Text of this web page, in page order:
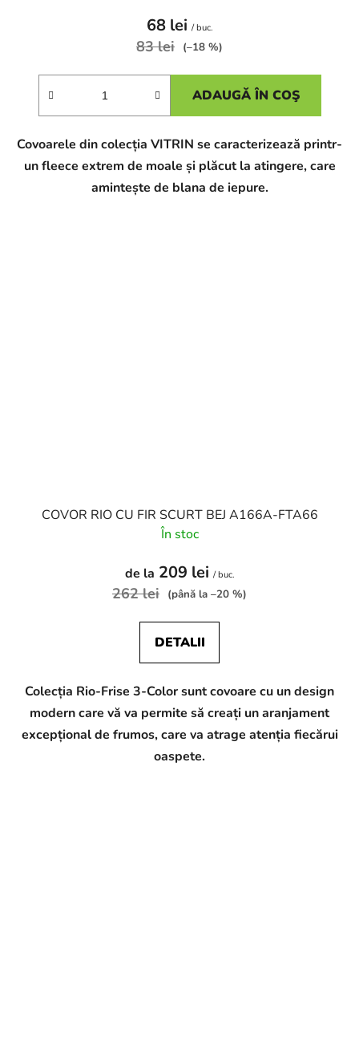
68 lei / buc.
83 lei (–18 %)
ADAUGĂ ÎN COŞ
Covoarele din colecția VITRIN se caracterizează printr-
un fleece extrem de moale și plăcut la atingere, care
amintește de blana de iepure.
COVOR RIO CU FIR SCURT BEJ A166A-FTA66
În stoc
de la 209 lei / buc.
262 lei (până la –20 %)
DETALII
Colecția Rio-Frise 3-Color sunt covoare cu un design
modern care vă va permite să creați un aranjament
excepțional de frumos, care va atrage atenția fiecărui
oaspete.